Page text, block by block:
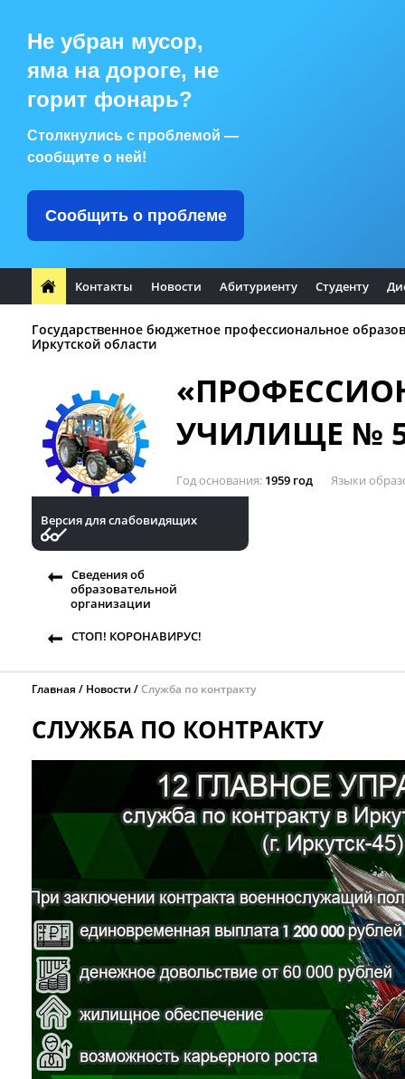
Не убран мусор,
яма на дороге, не
горит фонарь?
Столкнулись с проблемой —
сообщите о ней!
Сообщить о проблеме
Контакты Новости Абитуриенту Студенту
Государственное бюджетное профессиональное
Иркутской области
УЧИЛИЩЕ №
Год основания 1959 год Языки
Версия для слабовидящих
Сведения об
образовательной
организации
СТОП! КОРОНАВИРУС!
Главная Новости Служба по контракту
СЛУЖБА ПО КОНТРАКТУ